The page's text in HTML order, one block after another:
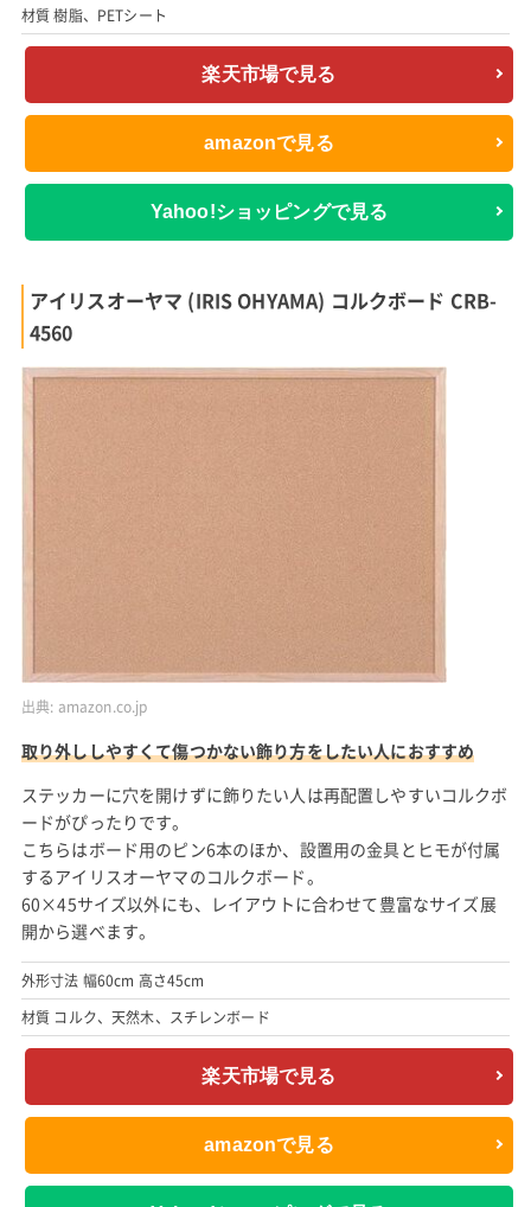
材質 樹脂、PETシート
楽天市場で見る
amazonで見る
Yahoo!ショッピングで見る
アイリスオーヤマ (IRIS OHYAMA) コルクボード CRB-
4560
出典: amazon.co.jp
取り外ししやすくて傷つかない飾り方をしたい人におすすめ
ステッカーに穴を開けずに飾りたい人は再配置しやすいコルクボ
ードがぴったりです。
こちらはボード用のピン6本のほか、設置用の金具とヒモが付属
するアイリスオーヤマのコルクボード。
60×45サイズ以外にも、レイアウトに合わせて豊富なサイズ展
開から選べます。
外形寸法 幅60cm 高さ45cm
材質 コルク、天然木、スチレンボード
楽天市場で見る
amazonで見る